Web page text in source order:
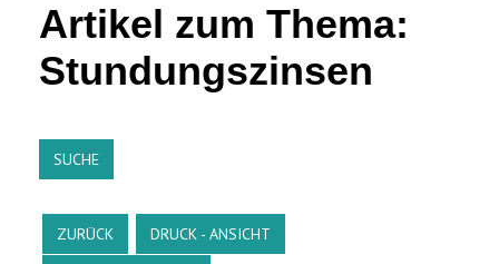
Artikel zum Thema:
Stundungszinsen
SUCHE
ZURÜCK DRUCK - ANSICHT